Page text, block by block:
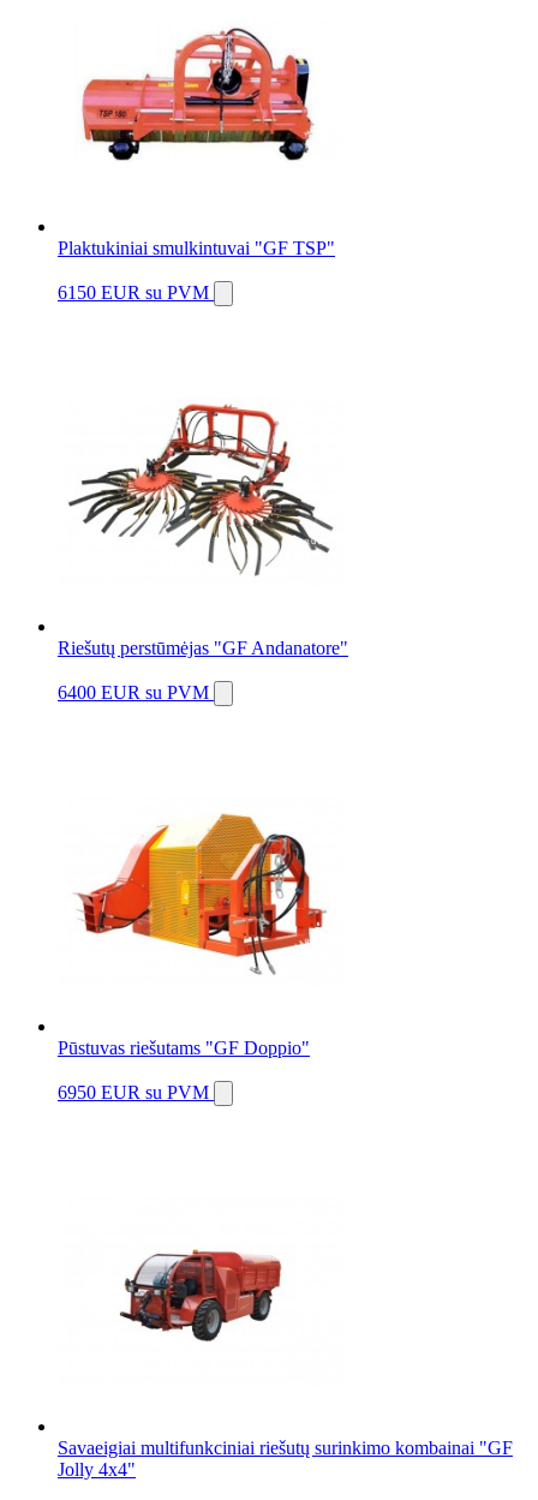
Plaktukiniai smulkintuvai "GF TSP"
6150 EUR su PVM
Riešutų perstūmėjas "GF Andanatore"
6400 EUR su PVM
Pūstuvas riešutams "GF Doppio"
6950 EUR su PVM
Savaeigiai multifunkciniai riešutų surinkimo kombainai "GF
Jolly 4x4"